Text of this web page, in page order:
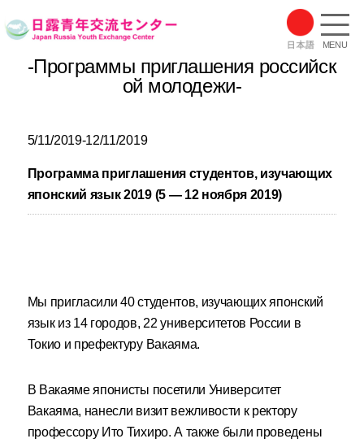
MENU
-Программы приглашения российск
ой молодежи-
5/11/2019-12/11/2019
Программа приглашения студентов, изучающих
японский язык 2019 (5 — 12 ноября 2019)
Мы пригласили 40 студентов, изучающих японский
язык из 14 городов, 22 университетов России в
Токио и префектуру Вакаяма.
В Вакаяме японисты посетили Университет
Вакаяма, нанесли визит вежливости к ректору
профессору Ито Тихиро. А также были проведены